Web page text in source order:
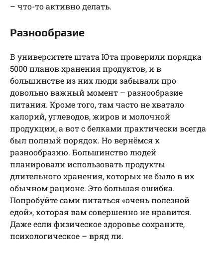
– что-то активно делать.
Разнообразие
В университете штата Юта проверили порядка
5000 планов хранения продуктов, и в
большинстве из них люди забывали про
довольно важный момент – разнообразие
питания. Кроме того, там часто не хватало
калорий, углеводов, жиров и молочной
продукции, а вот с белками практически всегда
был полный порядок. Но вернёмся к
разнообразию. Большинство людей
планировали использовать продукты
длительного хранения, которых не было в их
обычном рационе. Это большая ошибка.
Попробуйте сами питаться «очень полезной
едой», которая вам совершенно не нравится.
Даже если физическое здоровье сохраните,
психологическое – вряд ли.